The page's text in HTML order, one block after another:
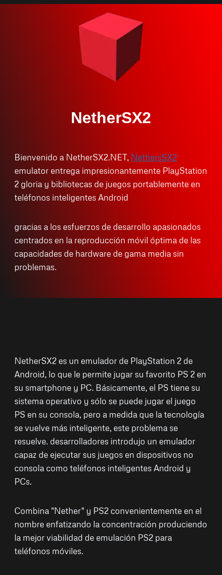
Skip
NetherSX2
Bienvenido a NetherSX2.NET, NethersSX2
emulator entrega impresionantemente PlayStation
2 gloria y bibliotecas de juegos portablemente en
teléfonos inteligentes Android
gracias a los esfuerzos de desarrollo apasionados
centrados en la reproducción móvil óptima de las
capacidades de hardware de gama media sin
problemas.
NetherSX2 es un emulador de PlayStation 2 de
Android, lo que le permite jugar su favorito PS 2 en
su smartphone y PC. Básicamente, el PS tiene su
sistema operativo y sólo se puede jugar el juego
PS en su consola, pero a medida que la tecnología
se vuelve más inteligente, este problema se
resuelve. desarrolladores introdujo un emulador
capaz de ejecutar sus juegos en dispositivos no
consola como teléfonos inteligentes Android y
PCs.
Combina "Nether" y PS2 convenientemente en el
nombre enfatizando la concentración produciendo
la mejor viabilidad de emulación PS2 para
teléfonos móviles.